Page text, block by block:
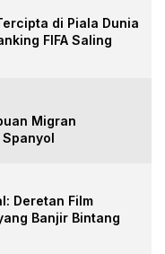
di Piala Dunia
FIFA Saling
Migran
Deretan Film
Banjir Bintang